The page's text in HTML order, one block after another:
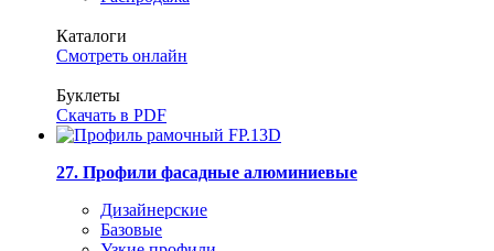
Каталоги
Смотреть онлайн
Буклеты
Скачать в PDF
27. Профили фасадные алюминиевые
Дизайнерские
Базовые